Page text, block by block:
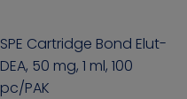
SPE Cartridge Bond Elut-
DEA, 50 mg, 1 ml, 100
pc/PAK